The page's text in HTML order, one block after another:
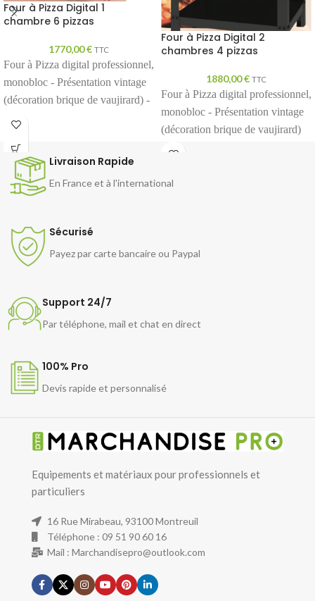
Four à Pizza Digital 1
chambre 6 pizzas
1770,00€ TTC
Four à Pizza digital professionnel,
monobloc - Présentation vintage
(décoration brique de vaujirard) -
thermostatique digital de 50 à
400°C.
Four à Pizza Digital 2
chambres 4 pizzas
1880,00€ TTC
Four à Pizza digital professionnel,
monobloc - Présentation vintage
(décoration brique de vaujirard)
chambre Régulation
Livraison Rapide
En France et à l'international
Sécurisé
Payez par carte bancaire ou Paypal
Support 24/7
Par téléphone, mail et chat en direct
100% Pro
Devis rapide et personnalisé
Equipements et matériaux pour professionnels et
particuliers
16 Rue Mirabeau, 93100 Montreuil
Téléphone : 09 51 90 60 16
Mail : Marchandisepro@outlook.com